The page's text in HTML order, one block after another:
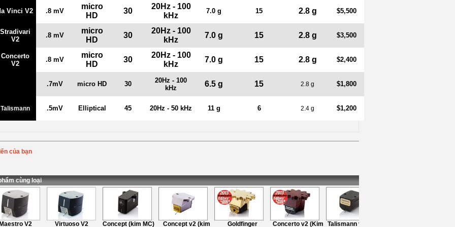
Vinci V2 .8 mV
micro
HD
30
20Hz - 100
kHz
7.0 g 15 2.8 g $5,500
Stradivari
V2
.8 mV
micro
HD
30
20Hz - 100
kHz
7.0 g 15 2.8 g $3,500
Concerto
V2
.8 mV
micro
HD
30
20Hz - 100
kHz
7.0 g 15 2.8 g $2,400
.7mV micro HD 30
20Hz - 100
kHz
6.5 g 15 2.8 g $1,800
Talismann .5mV Elliptical 45 20Hz - 50 kHz 11 g 6 2.4 g $1,200
của bạn
: cùng loại
Maestro V2 Virtuoso V2 Concept (kim MC) Concept v2 (kim Goldfinger Concerto v2 (Kim Talismann v2 Gold